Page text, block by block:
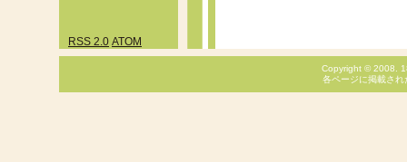
RSS 2.0 ATOM
Copyright © 2008.
各ページに掲載さ